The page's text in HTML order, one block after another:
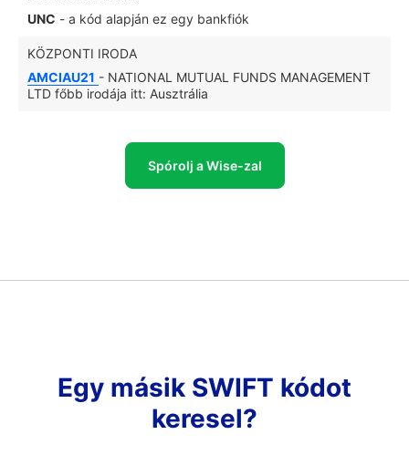
UNC - a kód alapján ez egy bankfiók
KÖZPONTI IRODA
AMCIAU21 - NATIONAL MUTUAL FUNDS MANAGEMENT
LTD főbb irodája itt: Ausztrália
Spórolj a Wise-zal
Egy másik SWIFT kódot
keresel?